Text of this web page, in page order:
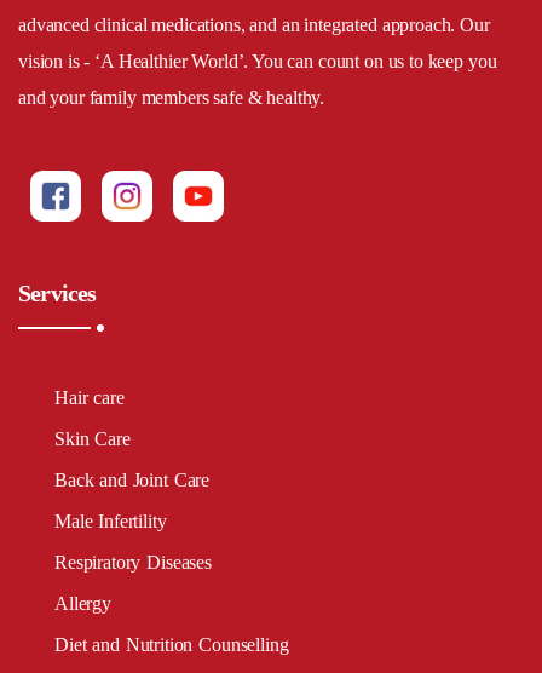
advanced clinical medications, and an integrated approach. Our
vision is - ‘A Healthier World’. You can count on us to keep you
and your family members safe & healthy.
Services
Hair care
Skin Care
Back and Joint Care
Male Infertility
Respiratory Diseases
Allergy
Diet and Nutrition Counselling